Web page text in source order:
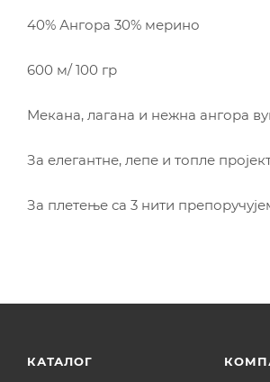
40% Ангора 30% мерино
600 м/ 100 гр
Мекана, лагана и нежна ангора
За елегантне, лепе и топле
За плетење са 3 нити
КАТАЛОГ